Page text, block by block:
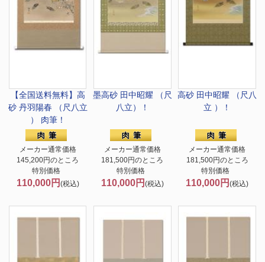
【全国送料無料】 高
砂 丹羽陽春 （尺八立
） 肉筆！
メーカー通常価格
145,200円のところ
特別価格
110,000円 (税込)
墨高砂 田中昭耀 （尺
八立）！
メーカー通常価格
181,500円のところ
特別価格
110,000円 (税込)
高砂 田中昭耀 （尺八
立 ）！
メーカー通常価格
181,500円のところ
特別価格
110,000円(税込)